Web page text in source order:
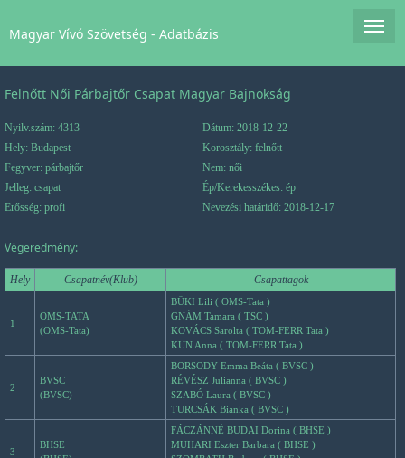
Magyar Vívó Szövetség - Adatbázis
Felnőtt Női Párbajtőr Csapat Magyar Bajnokság
Nyilv.szám: 4313
Dátum: 2018-12-22
Hely: Budapest
Korosztály: felnőtt
Fegyver: párbajtőr
Nem: női
Jelleg: csapat
Ép/Kerekesszékes: ép
Erősség: profi
Nevezési határidő: 2018-12-17
Végeredmény:
Hely Csapatnév(Klub) Csapattagok
1
OMS-TATA
(OMS-Tata)
BÜKI Lili ( OMS-Tata )
GNÁM Tamara ( TSC )
KOVÁCS Sarolta ( TOM-FERR Tata )
KUN Anna ( TOM-FERR Tata )
2
BVSC
(BVSC)
BORSODY Emma Beáta ( BVSC )
RÉVÉSZ Julianna ( BVSC )
SZABÓ Laura ( BVSC )
TURCSÁK Bianka ( BVSC )
3
BHSE
FÁCZÁNNÉ BUDAI Dorina ( BHSE )
MUHARI Eszter Barbara ( BHSE )